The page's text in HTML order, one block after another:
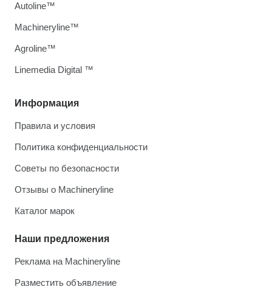
Информация
Правила и условия
Политика конфиденциальности
Советы по безопасности
Отзывы о Machineryline
Каталог марок
Наши предложения
Реклама на Machineryline
Разместить объявление
Autoline™
Machineryline™
Agroline™
Linemedia Digital ™